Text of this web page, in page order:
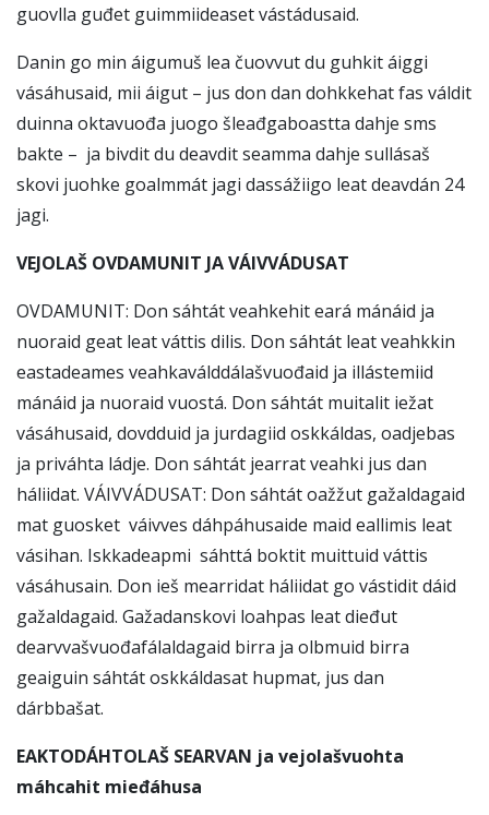
guovlla guđet guimmiideaset vástádusaid.
Danin go min áigumuš lea čuovvut du guhkit áiggi
vásáhusaid, mii áigut – jus don dan dohkkehat fas váldit
duinna oktavuođa juogo šleađgaboastta dahje sms
bakte – ja bivdit du deavdit seamma dahje sullásaš
skovi juohke goalmmát jagi dassážiigo leat deavdán 24
jagi.
VEJOLAŠ OVDAMUNIT JA VÁIVVÁDUSAT
OVDAMUNIT: Don sáhtát veahkehit eará mánáid ja
nuoraid geat leat váttis dilis. Don sáhtát leat veahkkin
eastadeames veahkaválddálašvuođaid ja illástemiid
mánáid ja nuoraid vuostá. Don sáhtát muitalit iežat
vásáhusaid, dovdduid ja jurdagiid oskkáldas, oadjebas
ja priváhta ládje. Don sáhtát jearrat veahki jus dan
háliidat. VÁIVVÁDUSAT: Don sáhtát oažžut gažaldagaid
mat guosket váivves dáhpáhusaide maid eallimis leat
vásihan. Iskkadeapmi sáhttá boktit muittuid váttis
vásáhusain. Don ieš mearridat háliidat go vástidit dáid
gažaldagaid. Gažadanskovi loahpas leat dieđut
dearvvašvuođafálaldagaid birra ja olbmuid birra
geaiguin sáhtát oskkáldasat hupmat, jus dan
dárbbašat.
EAKTODÁHTOLAŠ SEARVAN ja vejolašvuohta
máhcahit mieđáhusa